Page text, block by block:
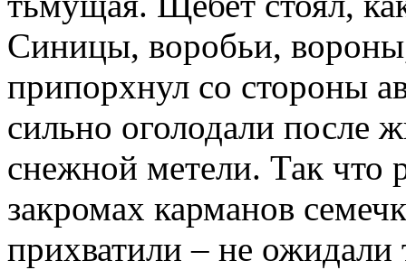
Синицы, воробьи,
припорхнул со стороны
сильно оголодали после
снежной метели. Так что
закромах карманов
прихватили – не